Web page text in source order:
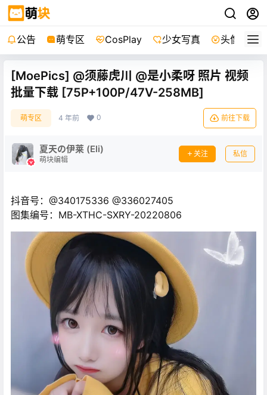
公告 萌专区 CosPlay 少女写真 头像
[MoePics] @须藤虎川 @是小柔呀 照片 视频
批量下载 [75P+100P/47V-258MB]
萌专区 4 年前 0 前往下载
夏天の伊莱 (Eli)
萌块编辑
关注 私信
抖音号：@340175336 @336027405
图集编号：MB-XTHC-SXRY-20220806